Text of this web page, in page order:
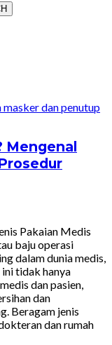
Mengenal
Pakaian Medis
baju operasi
dalam dunia medis,
tidak hanya
dan pasien,
dan
Beragam jenis
dan rumah